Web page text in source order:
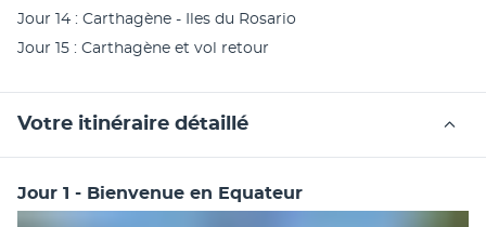
Jour 14 : Carthagène - Iles du Rosario
Jour 15 : Carthagène et vol retour
Votre itinéraire détaillé
Jour 1 - Bienvenue en Equateur